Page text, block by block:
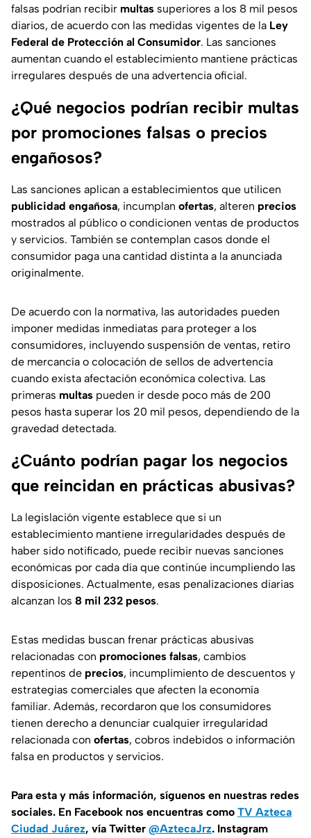
falsas podrían recibir multas superiores a los 8 mil pesos
diarios, de acuerdo con las medidas vigentes de la Ley
Federal de Protección al Consumidor. Las sanciones
aumentan cuando el establecimiento mantiene prácticas
irregulares después de una advertencia oficial.
¿Qué negocios podrían recibir multas
por promociones falsas o precios
engañosos?
Las sanciones aplican a establecimientos que utilicen
publicidad engañosa, incumplan ofertas, alteren precios
mostrados al público o condicionen ventas de productos
y servicios. También se contemplan casos donde el
consumidor paga una cantidad distinta a la anunciada
originalmente.
De acuerdo con la normativa, las autoridades pueden
imponer medidas inmediatas para proteger a los
consumidores, incluyendo suspensión de ventas, retiro
de mercancía o colocación de sellos de advertencia
cuando exista afectación económica colectiva. Las
primeras multas pueden ir desde poco más de 200
pesos hasta superar los 20 mil pesos, dependiendo de la
gravedad detectada.
¿Cuánto podrían pagar los negocios
que reincidan en prácticas abusivas?
La legislación vigente establece que si un
establecimiento mantiene irregularidades después de
haber sido notificado, puede recibir nuevas sanciones
económicas por cada día que continúe incumpliendo las
disposiciones. Actualmente, esas penalizaciones diarias
alcanzan los 8 mil 232 pesos.
Estas medidas buscan frenar prácticas abusivas
relacionadas con promociones falsas, cambios
repentinos de precios, incumplimiento de descuentos y
estrategias comerciales que afecten la economía
familiar. Además, recordaron que los consumidores
tienen derecho a denunciar cualquier irregularidad
relacionada con ofertas, cobros indebidos o información
falsa en productos y servicios.
Para esta y más información, síguenos en nuestras redes
sociales. En Facebook nos encuentras como TV Azteca
Ciudad Juárez, vía Twitter @AztecaJrz. Instagram